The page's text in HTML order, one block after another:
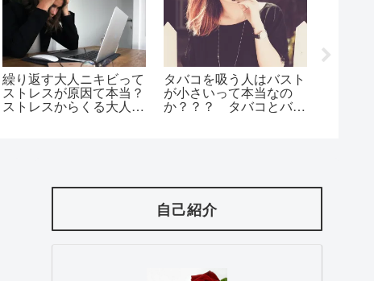
繰り返す大人ニキビって
ストレスが原因て本当？
ストレスからくる大人ニ
タバコを吸う人はバスト
が小さいって本当なの
か？？？ タバコとバス
自己紹介